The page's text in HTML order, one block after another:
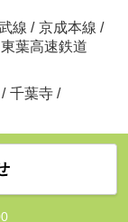
線 / 京成本線 /
東葉高速鉄道
/ 千葉寺 /